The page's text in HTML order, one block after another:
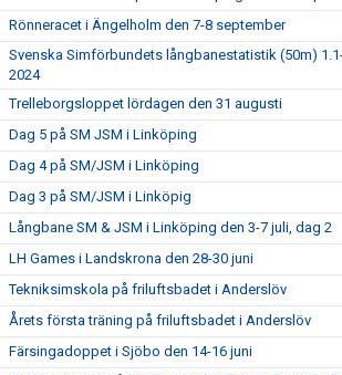
Rönneracet i Ängelholm den 7-8 september
Svenska Simförbundets långbanestatistik (50m)
2024
Trelleborgsloppet lördagen den 31 augusti
Dag 5 på SM JSM i Linköping
Dag 4 på SM/JSM i Linköping
Dag 3 på SM/JSM i Linköpig
Långbane SM & JSM i Linköping den 3-7 juli, dag 2
LH Games i Landskrona den 28-30 juni
Tekniksimskola på friluftsbadet i Anderslöv
Årets första träning på friluftsbadet i Anderslöv
Färsingadoppet i Sjöbo den 14-16 juni